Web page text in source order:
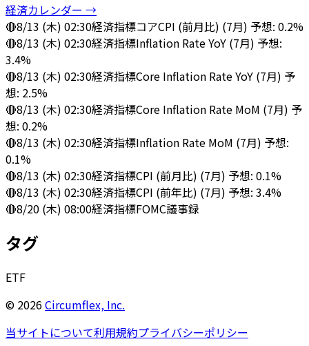
経済カレンダー →
🔴8/13 (木) 02:30経済指標コアCPI (前月比) (7月) 予想: 0.2%
🔴8/13 (木) 02:30経済指標Inflation Rate YoY (7月) 予想:
3.4%
🔴8/13 (木) 02:30経済指標Core Inflation Rate YoY (7月) 予
想: 2.5%
🔴8/13 (木) 02:30経済指標Core Inflation Rate MoM (7月) 予
想: 0.2%
🔴8/13 (木) 02:30経済指標Inflation Rate MoM (7月) 予想:
0.1%
🔴8/13 (木) 02:30経済指標CPI (前月比) (7月) 予想: 0.1%
🔴8/13 (木) 02:30経済指標CPI (前年比) (7月) 予想: 3.4%
🔴8/20 (木) 08:00経済指標FOMC議事録
タグ
ETF
© 2026Circumflex, Inc.
当サイトについて利用規約プライバシーポリシー